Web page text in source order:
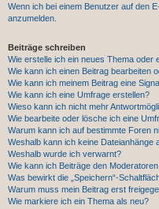
Wenn ich bei einem Benutzer auf den
anzumelden.
Beiträge schreiben
Wie erstelle ich ein neues Thema oder
Wie kann ich einen Beitrag bearbeiten
Wie kann ich meinem Beitrag eine
Wie kann ich eine Umfrage erstellen?
Wieso kann ich nicht mehr
Wie bearbeite oder lösche ich eine
Warum kann ich auf bestimmte Foren
Weshalb kann ich keine Dateianhänge
Weshalb wurde ich verwarnt?
Wie kann ich Beiträge den
Was bewirkt die „Speichern“-
Warum muss mein Beitrag erst
Wie markiere ich ein Thema als neu?